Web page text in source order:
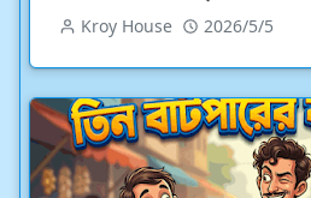
Kroy House 2026/5/5